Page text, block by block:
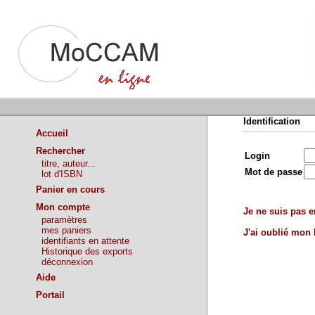
Accueil
Rechercher
titre, auteur...
lot d'ISBN
Panier en cours
Mon compte
paramètres
mes paniers
identifiants en attente
Historique des exports
déconnexion
Aide
Portail
Identification
Login
Mot de passe
Je ne suis pas
J'ai oublié mon